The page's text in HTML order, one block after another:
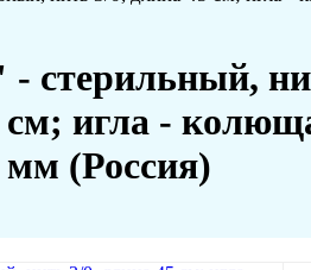
- стерильный,
см; игла -
мм (Россия)